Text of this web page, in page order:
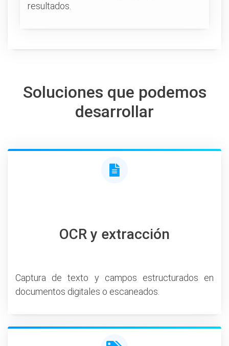
resultados.
Soluciones que podemos
desarrollar
OCR y extracción
Captura de texto y campos estructurados en
documentos digitales o escaneados.